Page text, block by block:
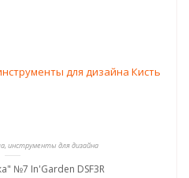
инструменты для дизайна
№7 In'Garden DSF3R